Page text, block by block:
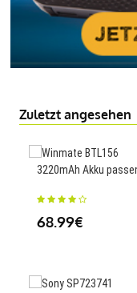
Zuletzt angesehen
3220mAh Akku
68.99€